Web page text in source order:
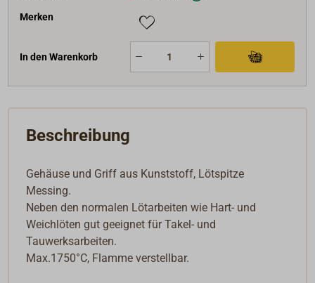
Merken
In den Warenkorb
Beschreibung
Gehäuse und Griff aus Kunststoff, Lötspitze
Messing.
Neben den normalen Lötarbeiten wie Hart- und
Weichlöten gut geeignet für Takel- und
Tauwerksarbeiten.
Max.1750°C, Flamme verstellbar.